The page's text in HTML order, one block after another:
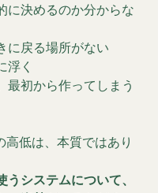
に決めるのか分からな
に戻る場所がない
浮く
最初から作ってしまう
高低は、本質ではあり
うシステムについて、